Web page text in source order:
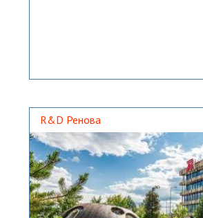
R&D Ренова